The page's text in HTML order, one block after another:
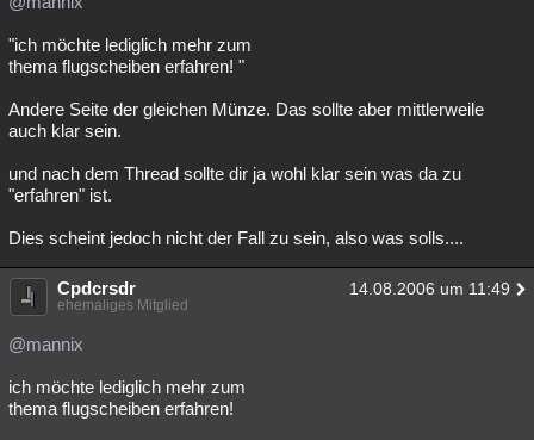
Lesenswert Schlüsselwörter
"ich möchte lediglich mehr zum
thema flugscheiben erfahren! "
Andere Seite der gleichen Münze. Das sollte aber mittlerweile
auch klar sein.
und nach dem Thread sollte dir ja wohl klar sein was da zu
"erfahren" ist.
Dies scheint jedoch nicht der Fall zu sein, also was solls....
Cpdcrsdr 14.08.2006 um 11:49
ehemaliges Mitglied
@mannix
ich möchte lediglich mehr zum
thema flugscheiben erfahren!